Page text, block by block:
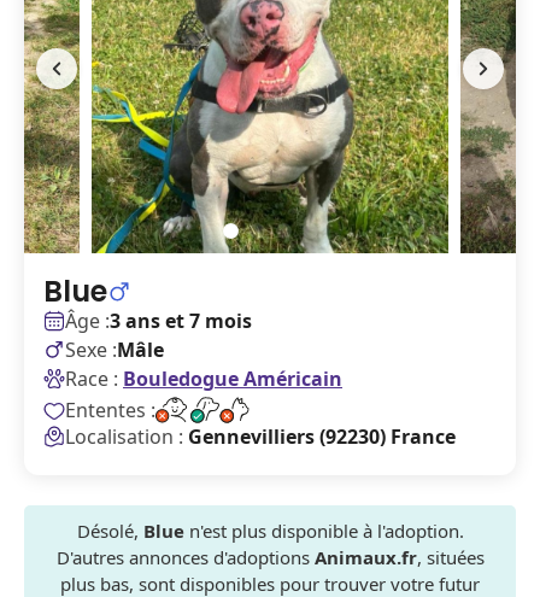
Blue
Âge :3 ans et 7 mois
Sexe :Mâle
Race : Bouledogue Américain
Ententes :
Localisation : Gennevilliers (92230) France
Désolé, Bluen'est plus disponible à l'adoption.
D'autres annonces d'adoptions Animaux.fr, situées
plus bas, sont disponibles pour trouver votre futur